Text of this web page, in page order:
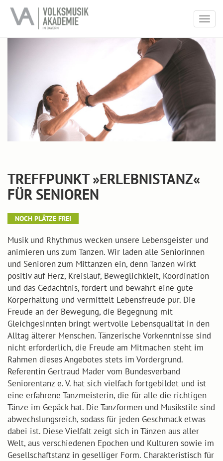
TREFFPUNKT »ERLEBNISTANZ«
FÜR SENIOREN
NOCH PLÄTZE FREI
Musik und Rhythmus wecken unsere Lebensgeister und
animieren uns zum Tanzen. Wir laden alle Seniorinnen
und Senioren zum Mittanzen ein, denn Tanzen wirkt
positiv auf Herz, Kreislauf, Beweglichkleit, Koordination
und das Gedächtnis, fördert und bewahrt eine gute
Körperhaltung und vermittelt Lebensfreude pur. Die
Freude an der Bewegung, die Begegnung mit
Gleichgesinnten bringt wertvolle Lebensqualität in den
Alltag älterer Menschen. Tänzerische Vorkenntnisse sind
nicht erforderlich, die Freude am Mitmachen steht im
Rahmen dieses Angebotes stets im Vordergrund.
Referentin Gertraud Mader vom Bundesverband
Seniorentanz e. V. hat sich vielfach fortgebildet und ist
eine erfahrene Tanzmeisterin, die für alle die richtigen
Tänze im Gepäck hat. Die Tanzformen und Musikstile sind
abwechslungsreich, sodass für jeden Geschmack etwas
dabei ist. Diese Vielfalt zeigt sich in Tänzen aus aller
Welt, aus verschiedenen Epochen und Kulturen sowie im
Gesellschaftstanz in geselliger Form. Charakteristisch für